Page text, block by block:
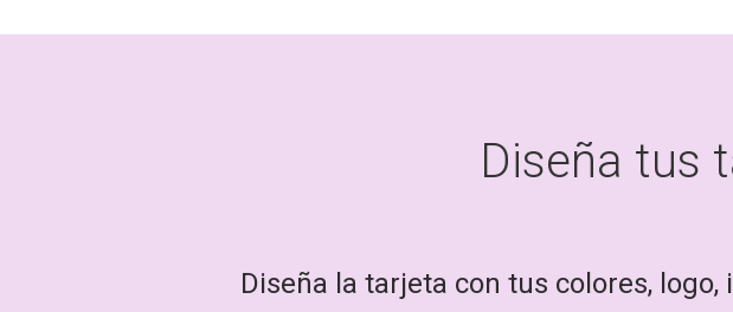
Diseña tus
Diseña la tarjeta con tus colores,